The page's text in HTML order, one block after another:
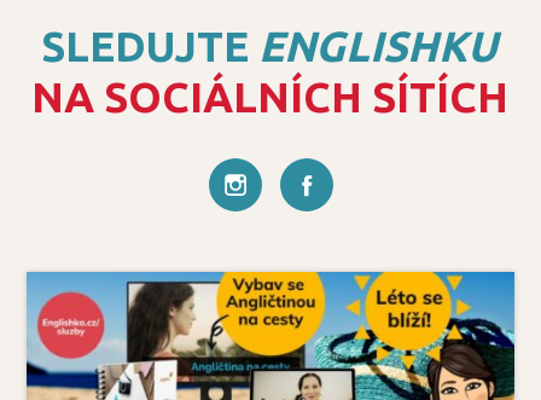
SLEDUJTE ENGLISHKU
NA SOCIÁLNÍCH SÍTÍCH